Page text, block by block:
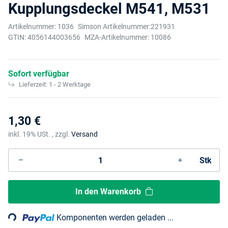
Kupplungsdeckel M541, M531
Artikelnummer: 1036 Simson Artikelnummer:221931
GTIN:4056144003656 MZA-Artikelnummer: 10086
Sofort verfügbar
Lieferzeit: 1 - 2 Werktage
1,30 €
inkl. 19% USt. , zzgl. Versand
Stk
In den Warenkorb
Loading... Komponenten werden geladen ...